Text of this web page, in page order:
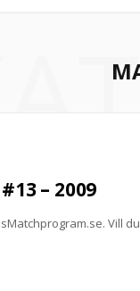
– 2009
Vill